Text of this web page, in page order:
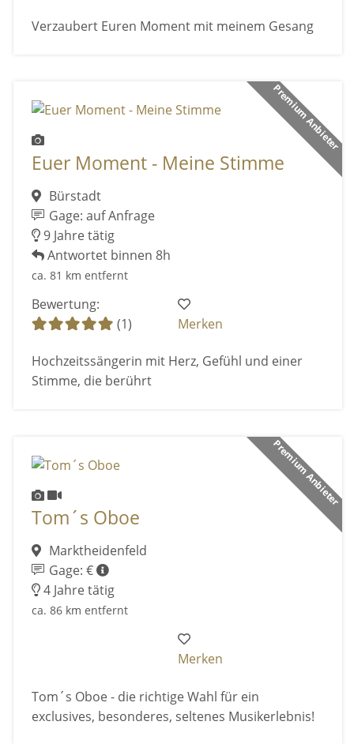
Verzaubert Euren Moment mit meinem Gesang
Premium Anbieter
Euer Moment - Meine Stimme
Bürstadt
Gage: auf Anfrage
9 Jahre tätig
Antwortet binnen 8h
ca. 81 km entfernt
Bewertung:
(1)
Merken
Hochzeitssängerin mit Herz, Gefühl und einer
Stimme, die berührt
Premium Anbieter
Tom´s Oboe
Marktheidenfeld
Gage: €
4 Jahre tätig
ca. 86 km entfernt
Merken
Tom´s Oboe - die richtige Wahl für ein
exclusives, besonderes, seltenes Musikerlebnis!